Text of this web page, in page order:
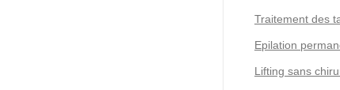
Traitement des
Epilation
Lifting sans